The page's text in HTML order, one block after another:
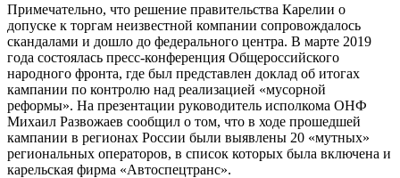
Примечательно, что решение правительства Карелии о
допуске к торгам неизвестной компании сопровождалось
скандалами и дошло до федерального центра. В марте 2019
года состоялась пресс-конференция Общероссийского
народного фронта, где был представлен доклад об итогах
кампании по контролю над реализацией «мусорной
реформы». На презентации руководитель исполкома ОНФ
Михаил Развожаев сообщил о том, что в ходе прошедшей
кампании в регионах России были выявлены 20 «мутных»
региональных операторов, в список которых была включена и
карельская фирма «Автоспецтранс».